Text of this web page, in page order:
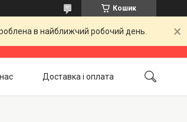
Кошик
в найближчий робочий день.
Доставка і оплата